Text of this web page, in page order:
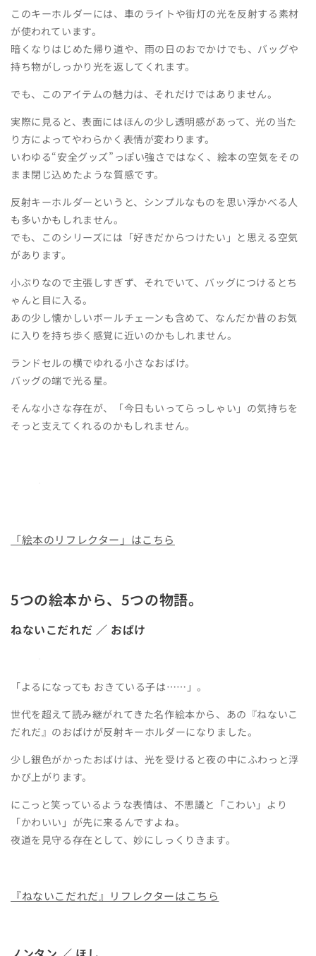
このキーホルダーには、車のライトや街灯の光を反射する素材
が使われています。
暗くなりはじめた帰り道や、雨の日のおでかけでも、バッグや
持ち物がしっかり光を返してくれます。
でも、このアイテムの魅力は、それだけではありません。
実際に見ると、表面にはほんの少し透明感があって、光の当た
り方によってやわらかく表情が変わります。
いわゆる“安全グッズ”っぽい強さではなく、絵本の空気をその
まま閉じ込めたような質感です。
反射キーホルダーというと、シンプルなものを思い浮かべる人
も多いかもしれません。
でも、このシリーズには「好きだからつけたい」と思える空気
があります。
小ぶりなので主張しすぎず、それでいて、バッグにつけるとち
ゃんと目に入る。
あの少し懐かしいボールチェーンも含めて、なんだか昔のお気
に入りを持ち歩く感覚に近いのかもしれません。
ランドセルの横でゆれる小さなおばけ。
バッグの端で光る星。
そんな小さな存在が、「今日もいってらっしゃい」の気持ちを
そっと支えてくれるのかもしれません。
「絵本のリフレクター」はこちら
5つの絵本から、5つの物語。
ねないこだれだ ／ おばけ
「よるになっても おきている子は……」。
世代を超えて読み継がれてきた名作絵本から、あの『ねないこ
だれだ』のおばけが反射キーホルダーになりました。
少し銀色がかったおばけは、光を受けると夜の中にふわっと浮
かび上がります。
にこっと笑っているような表情は、不思議と「こわい」より
「かわいい」が先に来るんですよね。
夜道を見守る存在として、妙にしっくりきます。
『ねないこだれだ』リフレクターはこちら